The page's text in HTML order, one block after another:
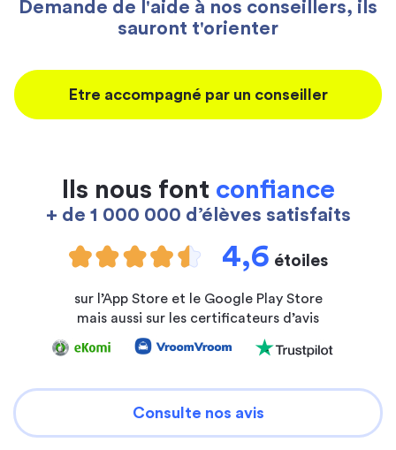
Demande de l'aide à nos conseillers, ils
sauront t'orienter
Etre accompagné par un conseiller
Ils nous font confiance
+ de 1 000 000 d’élèves satisfaits
4,6 étoiles
sur l’App Store et le Google Play Store
mais aussi sur les certificateurs d’avis
Consulte nos avis